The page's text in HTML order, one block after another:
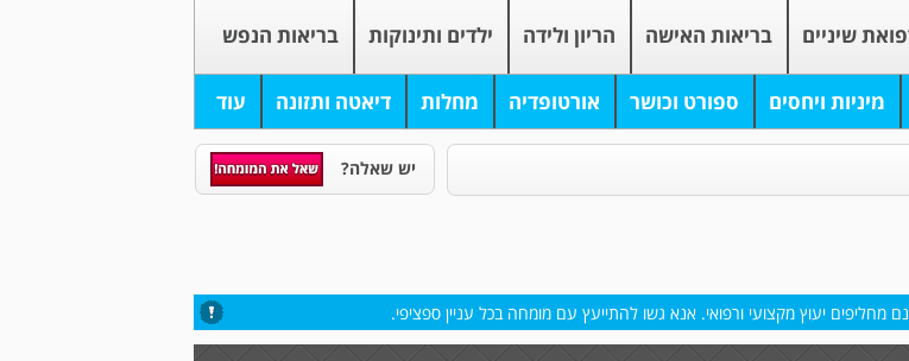
שיניים בריאות האישה הריון ולידה ילדים ותינוקות בריאות הנפש
מיניות ויחסים ספורט וכושר אורטופדיה מחלות דיאטה ותזונה עוד
יש שאלה?
מחליפים יעוץ מקצועי ורפואי. אנא גשו להתייעץ עם מומחה בכל עניין ספציפי.